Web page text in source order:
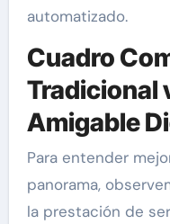
automatizado.
Cuadro
Tradicional
Amigable
Para entender
panorama,
la prestación de